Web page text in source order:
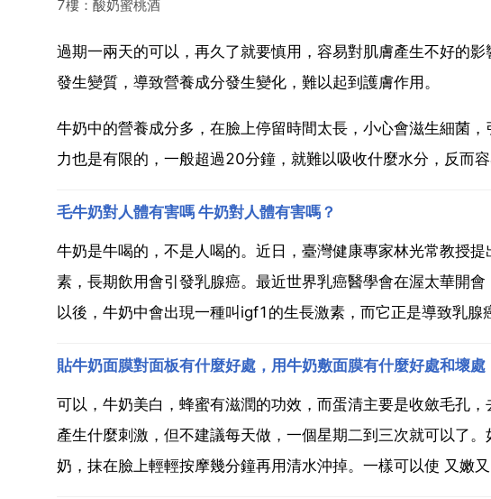
7樓：酸奶蜜桃酒
過期一兩天的可以，再久了就要慎用，容易對肌膚產生不好的
發生變質，導致營養成分發生變化，難以起到護膚作用。
牛奶中的營養成分多，在臉上停留時間太長，小心會滋生細菌
力也是有限的，一般超過20分鐘，就難以吸收什麼水分，反而
毛牛奶對人體有害嗎 牛奶對人體有害嗎？
牛奶是牛喝的，不是人喝的。近日，臺灣健康專家林光常教授
素，長期飲用會引發乳腺癌。最近世界乳癌醫學會在渥太華開
以後，牛奶中會出現一種叫igf1的生長激素，而它正是導致乳
貼牛奶面膜對面板有什麼好處，用牛奶敷面膜有什麼好處和壞處
可以，牛奶美白，蜂蜜有滋潤的功效，而蛋清主要是收斂毛孔
產生什麼刺激，但不建議每天做，一個星期二到三次就可以了
奶，抹在臉上輕輕按摩幾分鐘再用清水沖掉。一樣可以使 又嫩